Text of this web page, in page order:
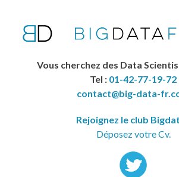
Vous cherchez des Data
Tel : 01-42-77-19-72
contact@big-data-
Rejoignez le club
Déposez votre Cv.